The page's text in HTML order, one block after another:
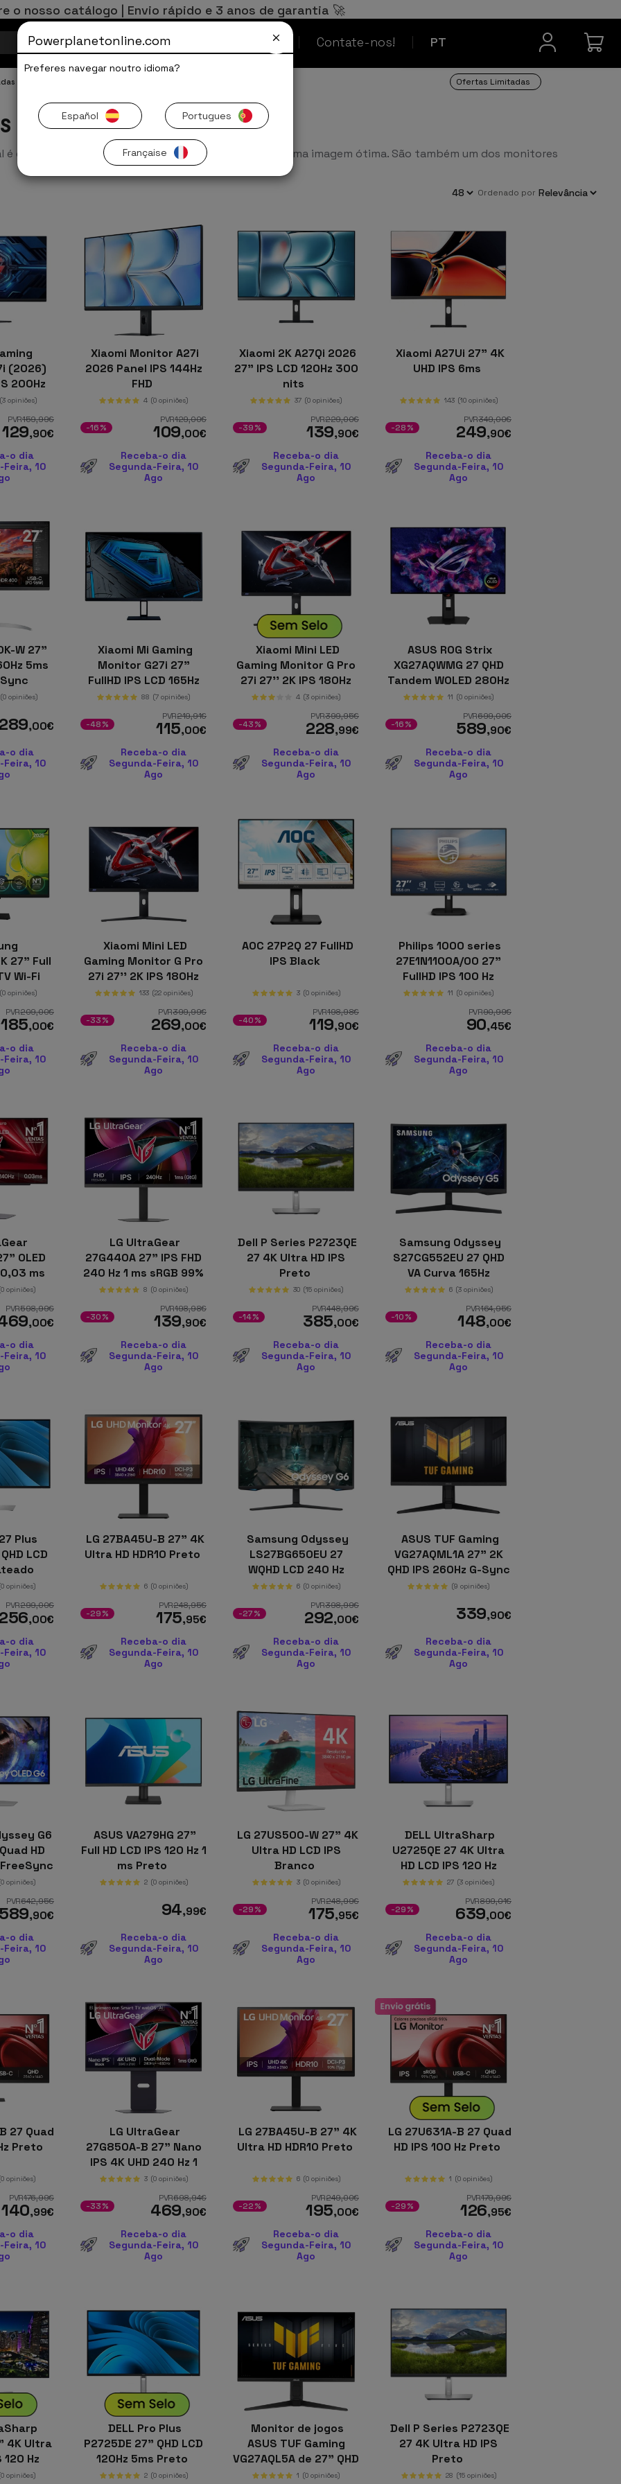
o nosso catálogo | Envio rápido e 3 anos de garantia 🚀
PT
Ofertas Limitadas Contate-nos!
Contacto
Ofertas Limitadas
que tenham uma resolução de 2K ou 4K para obter uma imagem ótima. São também um dos monitores
ordenado por
(2026)
200Hz
(3 opiniões)
PVR159,99€
129,90€
o dia
Feira, 10
Xiaomi Monitor A27i
2026 Panel IPS 144Hz
FHD
4 (0 opiniões)
PVR129,00€
109,00€
-16%
Receba-o dia
Segunda-Feira, 10
Ago
Xiaomi 2K A27Qi 2026
27" IPS LCD 120Hz 300
nits
37 (0 opiniões)
PVR229,00€
139,90€
-39%
Receba-o dia
Segunda-Feira, 10
Ago
Xiaomi A27Ui 27" 4K
UHD IPS 6ms
143 (10 opiniões)
PVR349,00€
249,90€
-28%
Receba-o dia
Segunda-Feira, 10
Ago
W 27"
5ms
(0 opiniões)
289,00€
o dia
Feira, 10
Xiaomi Mi Gaming
Monitor G27i 27"
FullHD IPS LCD 165Hz
1ms GTG
88 (7 opiniões)
PVR219,91€
115,00€
-48%
Receba-o dia
Segunda-Feira, 10
Ago
Xiaomi Mini LED
Gaming Monitor G Pro
27i 27'' 2K IPS 180Hz
FreeSync
4 (3 opiniões)
PVR399,95€
228,99€
-43%
Receba-o dia
Segunda-Feira, 10
Ago
ASUS ROG Strix
XG27AQWMG 27 QHD
Tandem WOLED 280Hz
FreeSync
11 (0 opiniões)
PVR699,00€
589,90€
-16%
Receba-o dia
Segunda-Feira, 10
Ago
27" Full
Wi-Fi
(0 opiniões)
PVR209,00€
185,00€
o dia
Feira, 10
Xiaomi Mini LED
Gaming Monitor G Pro
27i 27'' 2K IPS 180Hz
FreeSync
133 (22 opiniões)
PVR399,99€
269,00€
-33%
Receba-o dia
Segunda-Feira, 10
Ago
AOC 27P2Q 27 FullHD
IPS Black
3 (0 opiniões)
PVR198,98€
119,90€
-40%
Receba-o dia
Segunda-Feira, 10
Ago
Philips 1000 series
27E1N1100A/00 27"
FullHD IPS 100 Hz
FreeSync Preto
11 (0 opiniões)
PVR90,99€
90,45€
Receba-o dia
Segunda-Feira, 10
Ago
OLED
0,03 ms
opiniões)
PVR598,99€
,00€
o dia
Feira, 10
LG UltraGear
27G440A 27" IPS FHD
240 Hz 1 ms sRGB 99%
FreeSync
8 (0 opiniões)
PVR198,98€
139,90€
-30%
Receba-o dia
Segunda-Feira, 10
Ago
Dell P Series P2723QE
27 4K Ultra HD IPS
Preto
30 (15 opiniões)
PVR448,99€
385,00€
-14%
Receba-o dia
Segunda-Feira, 10
Ago
Samsung Odyssey
S27CG552EU 27 QHD
VA Curva 165Hz
FreeSync Preto de PC
6 (3 opiniões)
PVR164,95€
148,00€
-10%
Receba-o dia
Segunda-Feira, 10
Ago
Plus
LCD
opiniões)
PVR299,00€
256,00€
o dia
Feira, 10
LG 27BA45U-B 27" 4K
Ultra HD HDR10 Preto
6 (0 opiniões)
PVR248,95€
175,95€
-29%
Receba-o dia
Segunda-Feira, 10
Ago
Samsung Odyssey
LS27BG650EU 27
WQHD LCD 240 Hz
FreeSync Premium
Curvo Preto
6 (0 opiniões)
PVR398,99€
292,00€
-27%
Receba-o dia
Segunda-Feira, 10
Ago
ASUS TUF Gaming
VG27AQML1A 27" 2K
QHD IPS 260Hz G-Sync
Preto de Computador
(9 opiniões)
339,90€
Receba-o dia
Segunda-Feira, 10
Ago
G6
HD
FreeSync
opiniões)
PVR642,95€
589,90€
o dia
Feira, 10
ASUS VA279HG 27"
Full HD LCD IPS 120 Hz 1
ms Preto
2 (0 opiniões)
94,99€
Receba-o dia
Segunda-Feira, 10
Ago
LG 27US500-W 27" 4K
Ultra HD LCD IPS
Branco
3 (0 opiniões)
PVR248,99€
175,95€
-29%
Receba-o dia
Segunda-Feira, 10
Ago
DELL UltraSharp
U2725QE 27 4K Ultra
HD LCD IPS 120 Hz
Preto, Prateado
27 (3 opiniões)
PVR899,01€
639,00€
-29%
Receba-o dia
Segunda-Feira, 10
Ago
27 Quad
Preto
opiniões)
PVR176,99€
140,99€
o dia
Feira, 10
LG UltraGear
27G850A-B 27" Nano
IPS 4K UHD 240 Hz 1
ms
3 (0 opiniões)
PVR698,94€
469,90€
-33%
Receba-o dia
Segunda-Feira, 10
Ago
LG 27BA45U-B 27" 4K
Ultra HD HDR10 Preto
6 (0 opiniões)
PVR249,00€
195,00€
-22%
Receba-o dia
Segunda-Feira, 10
Ago
LG 27U631A-B 27 Quad
HD IPS 100 Hz Preto
1 (0 opiniões)
PVR179,99€
126,95€
-29%
Receba-o dia
Segunda-Feira, 10
Ago
4K Ultra
120 Hz
opiniões)
DELL Pro Plus
P2725DE 27" QHD LCD
120Hz 5ms Preto
2 (0 opiniões)
Monitor de jogos
ASUS TUF Gaming
VG27AQL5A de 27" QHD
2560x1440, 210 Hz,
1 (0 opiniões)
Dell P Series P2723QE
27 4K Ultra HD IPS
Preto
28 (15 opiniões)
Powerplanetonline.com
Preferes navegar noutro idioma?
Español Portugues
Française